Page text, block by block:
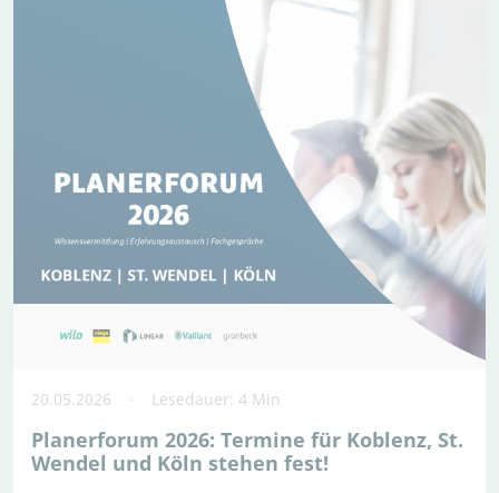
20.05.2026 Lesedauer: 4 Min
Planerforum 2026: Termine für Koblenz, St.
Wendel und Köln stehen fest!